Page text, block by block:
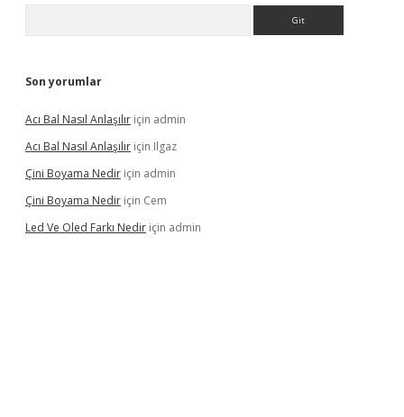
Son yorumlar
Acı Bal Nasıl Anlaşılır için admin
Acı Bal Nasıl Anlaşılır için Ilgaz
Çini Boyama Nedir için admin
Çini Boyama Nedir için Cem
Led Ve Oled Farkı Nedir için admin